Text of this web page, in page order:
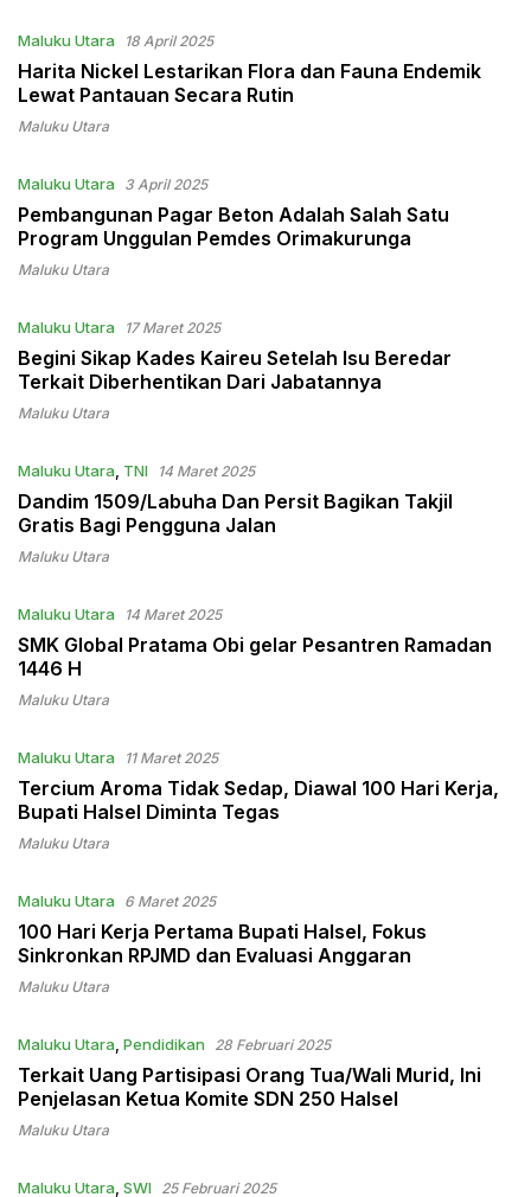
Maluku Utara 18 April 2025
Harita Nickel Lestarikan Flora dan Fauna Endemik
Lewat Pantauan Secara Rutin
Maluku Utara
Maluku Utara 3 April 2025
Pembangunan Pagar Beton Adalah Salah Satu
Program Unggulan Pemdes Orimakurunga
Maluku Utara
Maluku Utara 17 Maret 2025
Begini Sikap Kades Kaireu Setelah Isu Beredar
Terkait Diberhentikan Dari Jabatannya
Maluku Utara
Maluku Utara, TNI 14 Maret 2025
Dandim 1509/Labuha Dan Persit Bagikan Takjil
Gratis Bagi Pengguna Jalan
Maluku Utara
Maluku Utara 14 Maret 2025
SMK Global Pratama Obi gelar Pesantren Ramadan
1446 H
Maluku Utara
Maluku Utara 11 Maret 2025
Tercium Aroma Tidak Sedap, Diawal 100 Hari Kerja,
Bupati Halsel Diminta Tegas
Maluku Utara
Maluku Utara 6 Maret 2025
100 Hari Kerja Pertama Bupati Halsel, Fokus
Sinkronkan RPJMD dan Evaluasi Anggaran
Maluku Utara
Maluku Utara, Pendidikan 28 Februari 2025
Terkait Uang Partisipasi Orang Tua/Wali Murid, Ini
Penjelasan Ketua Komite SDN 250 Halsel
Maluku Utara
Maluku Utara, SWI 25 Februari 2025